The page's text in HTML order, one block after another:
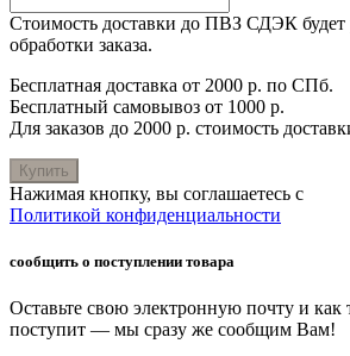
Стоимость доставки до ПВЗ СДЭК будет
обработки заказа.
Бесплатная доставка от 2000 р. по СПб.
Бесплатный самовывоз от 1000 р.
Для заказов до 2000 р. стоимость
Купить
Нажимая кнопку, вы соглашаетесь с
Политикой конфиденциальности
сообщить о поступлении товара
Оставьте свою электронную почту и как
поступит — мы сразу же сообщим Вам!